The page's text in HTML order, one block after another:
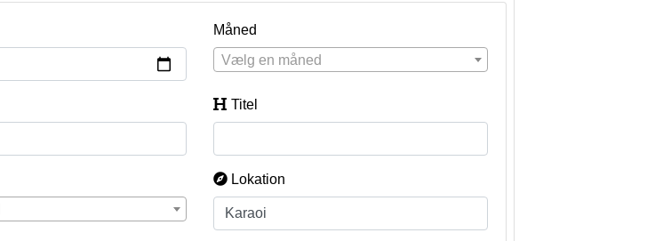
Måned
Vælg en måned
Titel
Lokation